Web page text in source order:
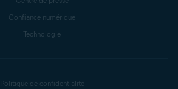
Confiance numérique
Technologie
Politique de confidentialité